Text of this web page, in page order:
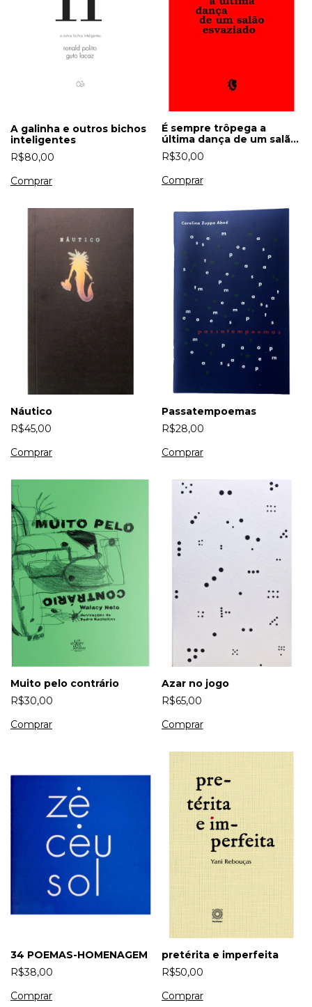
A galinha e outros bichos
inteligentes
R$80,00
É sempre trôpega a
última dança de um salão
esvaziado
R$30,00
Náutico
R$45,00
Passatempoemas
R$28,00
Muito pelo contrário
R$30,00
Azar no jogo
R$65,00
34 POEMAS-HOMENAGEM
R$38,00
pretérita e imperfeita
R$50,00